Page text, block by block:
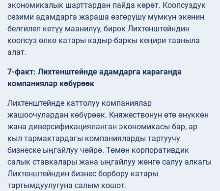
экономикалык шарттардан пайда көрөт. Коопсуздук
сезими адамдарга жараша өзгөрүшү мүмкүн экенин
белгилеп кетүү маанилүү, бирок Лихтенштейндин
коопсуз өлкө катары кадыр-баркы кеңири тааныла
алат.
7-факт: Лихтенштейнде адамдарга караганда
компаниялар көбүрөөк
Лихтенштейнде каттолуу компаниялар
жашоочулардан көбүрөөк. Княжествонун өтө өнүккөн
жана диверсификацияланган экономикасы бар, ар
кыл тармактардагы компанияларды тартуучу
бизнеске ыңгайлуу чөйрө. Төмөн корпоративдик
салык ставкалары жана ыңгайлуу жөнгө салуу алкагы
Лихтенштейндин бизнес борбору катары
тартымдуулугуна салым кошот.